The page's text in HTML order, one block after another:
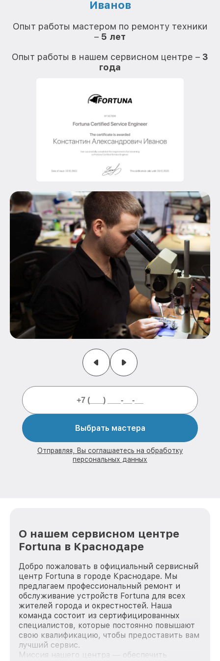
Иванов
Опыт работы мастером по ремонту техники
– 5 лет
Опыт работы в нашем сервисном центре – 3
года
Выбрать мастера
Отправляя, Вы соглашаетесь на обработку
персональных данных
О нашем сервисном центре
Fortuna в Краснодаре
Добро пожаловать в официальный сервисный
центр Fortuna в городе Краснодаре. Мы
предлагаем профессиональный ремонт и
обслуживание устройств Fortuna для всех
жителей города и окрестностей. Наша
команда состоит из сертифицированных
специалистов, которые постоянно повышают
свою квалификацию, чтобы предоставить вам
лучший сервис.
Миссия нашего центра — обеспечить